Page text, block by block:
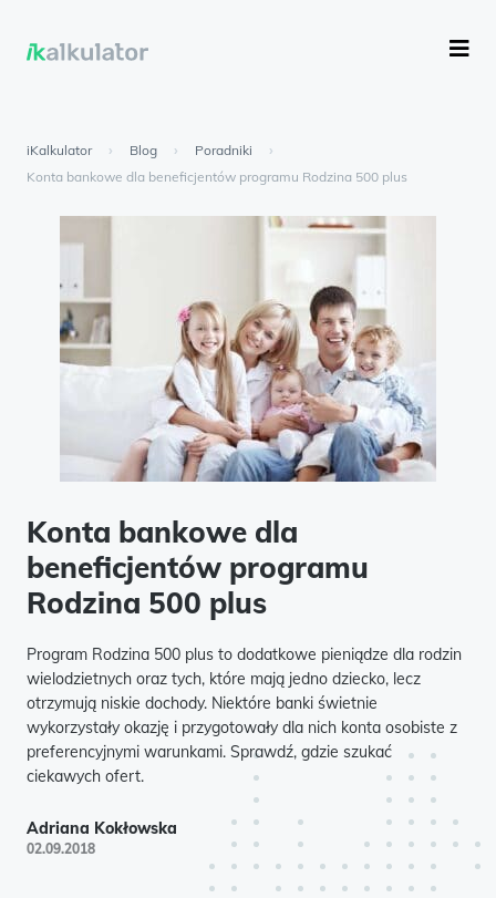
iKalkulator › Blog › Poradniki
›
Konta bankowe dla beneficjentów programu Rodzina 500 plus
Konta bankowe dla
beneficjentów programu
Rodzina 500 plus
Program Rodzina 500 plus to dodatkowe pieniądze dla rodzin
wielodzietnych oraz tych, które mają jedno dziecko, lecz
otrzymują niskie dochody. Niektóre banki świetnie
wykorzystały okazję i przygotowały dla nich konta osobiste z
preferencyjnymi warunkami. Sprawdź, gdzie szukać
ciekawych ofert.
Adriana Kokłowska
02.09.2018